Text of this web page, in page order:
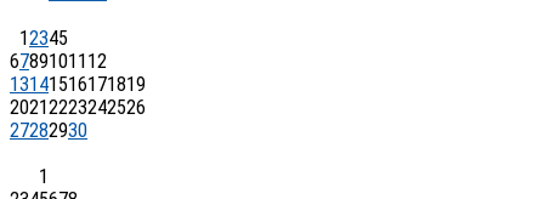
12345
67891011 12
13141516171819
20212223242526
27282930
1